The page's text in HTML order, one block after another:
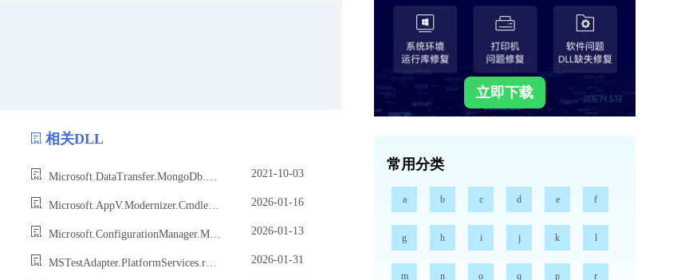
相关DLL
Microsoft.DataTransfer.MongoDb.Wpf.dll 2021-10-03
Microsoft.AppV.Modernizer.Cmdlets.resources.dll 2026-01-16
Microsoft.ConfigurationManager.MessageProcessingEngine.dll 2026-01-13
MSTestAdapter.PlatformServices.resources.dll 2026-01-31
立即下载
常用分类
a b c d e f
g h i j k l
m n o q p r